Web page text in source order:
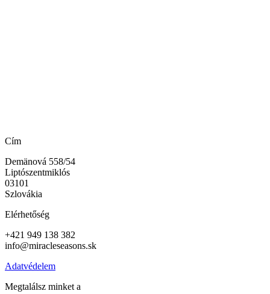
Cím
Demänová 558/54
Liptószentmiklós
03101
Szlovákia
Elérhetőség
+421 949 138 382
info@miracleseasons.sk
Adatvédelem
Megtalálsz minket a